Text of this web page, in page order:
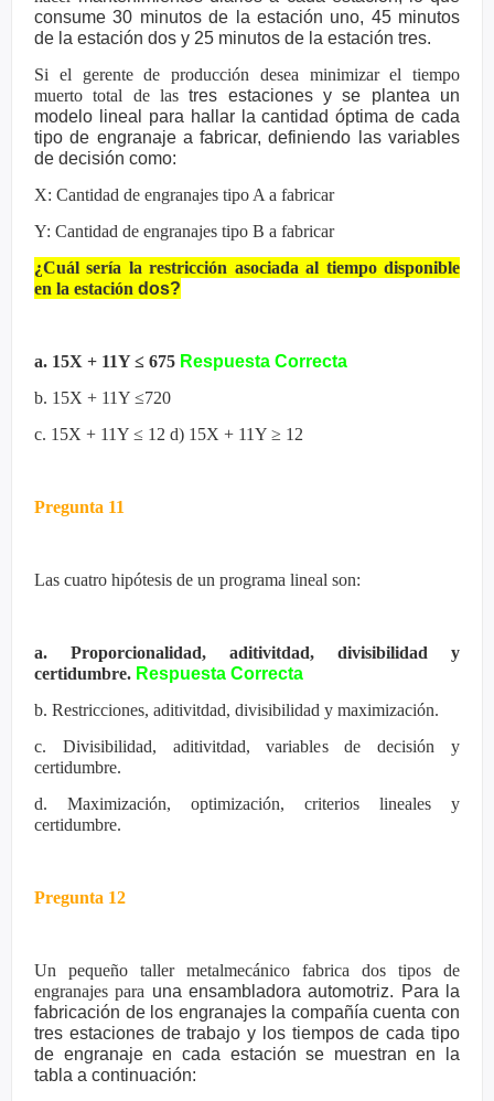
consume 30 minutos de la estación uno, 45 minutos
de la estación dos y 25 minutos de la estación tres.
Si el gerente de producción desea minimizar el tiempo
muerto total de lastres estaciones y se plantea un
modelo lineal para hallar la cantidadóptima de cada
tipo de engranaje a fabricar, definiendo las variables
de decisión como:
X: Cantidad de engranajes tipo A a fabricar
Y: Cantidad de engranajes tipo B a fabricar
¿Cuál sería la restricción asociada al tiempo disponible
en la estación dos?
a. 15X + 11Y ≤ 675 Respuesta Correcta
b. 15X + 11Y ≤720
c. 15X + 11Y ≤ 12 d) 15X + 11Y ≥ 12
Pregunta 11
Las cuatro hipótesis de un programa lineal son:
a. Proporcionalidad, aditivitdad, divisibilidad y
certidumbre. Respuesta Correcta
b. Restricciones, aditivitdad, divisibilidad y maximización.
c. Divisibilidad, aditivitdad, variables de decisión y
certidumbre.
d. Maximización, optimización, criterios lineales y
certidumbre.
Pregunta 12
Un pequeño taller metalmecánico fabrica dos tipos de
engranajes para una ensambladora automotriz. Para la
fabricación de los engranajes la compañía cuenta con
tres estaciones de trabajo y los tiempos de cada tipo
de engranaje en cada estación se muestran en la
tabla a continuación: